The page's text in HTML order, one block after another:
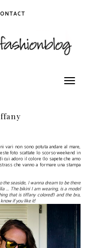
Toggle
navigation
vari non sono potuta andare al mare,
foto scattate lo scorso weekend in
cui adoro il colore (lo sapete che amo
che vanno a formare una stampa
the seaside, I wanna dream to be there
... The bikini I am wearing, is a model
that is tiffany colored!) and the bra,
if you like it!